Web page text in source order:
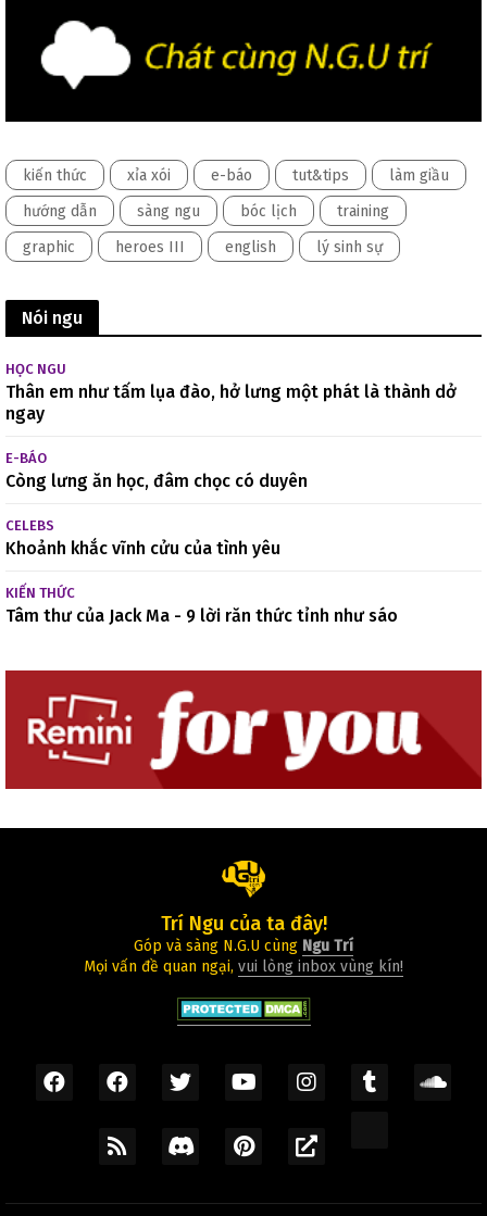
kiến thức xỉa xói e-báo tut&tips
làm giầu
hướng dẫn
sàng ngu bóc lịch
training
graphic
heroes III english lý sinh sự
Nói ngu
HỌC NGU
Thân em như tấm lụa đào, hở lưng một phát là thành dở
ngay
E-BÁO
Còng lưng ăn học, đâm chọc có duyên
CELEBS
Khoảnh khắc vĩnh cửu của tình yêu
KIẾN THỨC
Tâm thư của Jack Ma - 9 lời răn thức tỉnh như sáo
Trí Ngu của ta đây!
Góp và sàng N.G.U cùng Ngu Trí
Mọi vấn đề quan ngại, vui lòng inbox vùng kín!